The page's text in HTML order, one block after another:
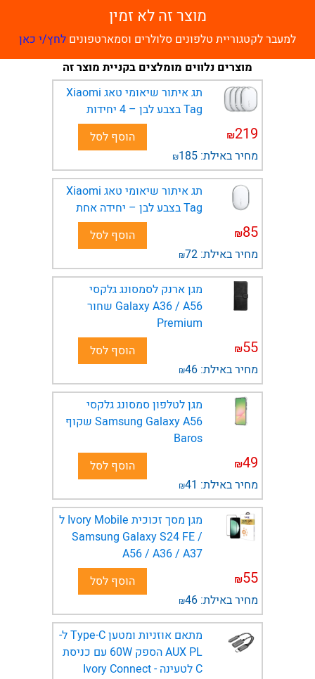
מוצר זה לא זמין
למעבר לקטגוריית טלפונים סלולרים וסמארטפונים לחץ/י כאן
מוצרים נלווים מומלצים בקניית מוצר זה
תג איתור שיאומי טאג Xiaomi
Tag בצבע לבן – 4 יחידות
219
₪
מחיר באילת: 185
₪
הוסף לסל
תג איתור שיאומי טאג Xiaomi
Tag בצבע לבן – יחידה אחת
85
₪
מחיר באילת: 72
₪
הוסף לסל
מגן ארנק לסמסונג גלקסי
Galaxy A36 / A56 שחור
Premium
55
₪
מחיר באילת: 46
₪
הוסף לסל
מגן לטלפון סמסונג גלקסי
Samsung Galaxy A56 שקוף
Baros
49
₪
מחיר באילת: 41
₪
הוסף לסל
מגן מסך זכוכית Ivory Mobile ל
Samsung Galaxy S24 FE /
A56 / A36 / A37
55
₪
מחיר באילת: 46
₪
הוסף לסל
מתאם אוזניות ומטען Type-C​ ל-
AUX PL הספק 60W עם כניסת
C לטעינה - Ivory Connect